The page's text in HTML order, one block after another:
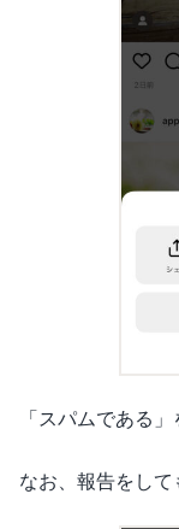
「スパムである
なお、報告をして